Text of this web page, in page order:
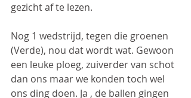
gezicht af te lezen.
Nog 1 wedstrijd, tegen die groenen
(Verde), nou dat wordt wat. Gewoon
een leuke ploeg, zuiverder van schot
dan ons maar we konden toch wel
ons ding doen. Ja , de ballen gingen